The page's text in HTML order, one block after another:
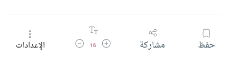
حفظ مشاركة زيادة حجم الخط
16 تقليل حجم الخطالإعدادات